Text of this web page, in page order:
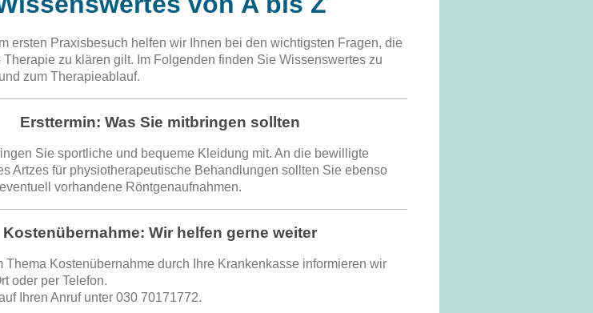
ersten Praxisbesuch helfen wir Ihnen bei den wichtigsten Fragen, die
Therapie zu klären gilt. Im Folgenden finden Sie Wissenswertes zu
zum Therapieablauf.
Ersttermin: Was Sie mitbringen sollten
Sie sportliche und bequeme Kleidung mit. An die bewilligte
Artzes für physiotherapeutische Behandlungen sollten Sie ebenso
vorhandene Röntgenaufnahmen.
Kostenübernahme: Wir helfen gerne weiter
Thema Kostenübernahme durch Ihre Krankenkasse informieren wir
oder per Telefon.
Ihren Anruf unter030 70171772.